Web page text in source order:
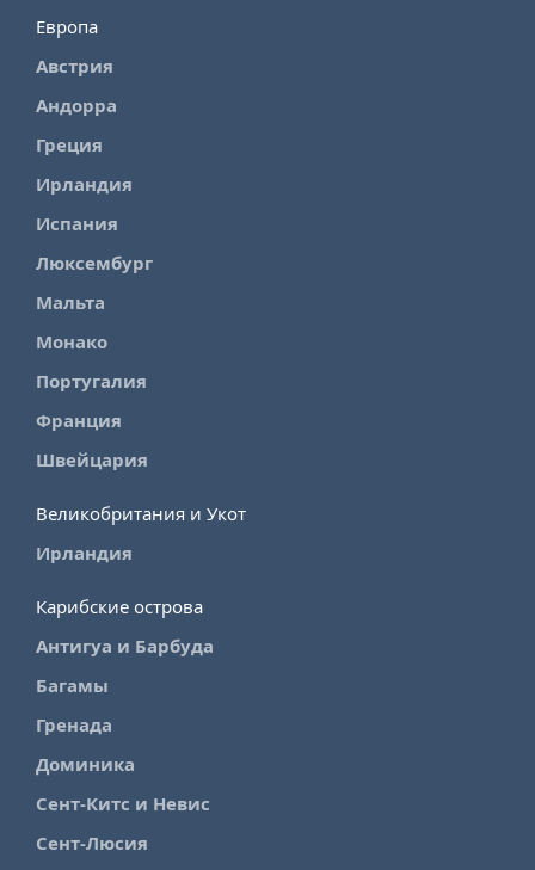
Европа
Австрия
Андорра
Греция
Ирландия
Испания
Люксембург
Мальта
Монако
Португалия
Франция
Швейцария
Великобритания и Укот
Ирландия
Карибские острова
Антигуа и Барбуда
Багамы
Гренада
Доминика
Сент-Китс и Невис
Сент-Люсия